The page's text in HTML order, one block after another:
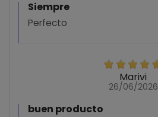
Siempre
Perfecto
Marivi
26/06/2026
buen producto